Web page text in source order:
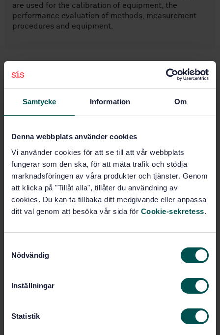
Samtycke Information Om
Denna webbplats använder cookies
Vi använder cookies för att se till att vår webbplats
fungerar som den ska, för att mäta trafik och stödja
marknadsföringen av våra produkter och tjänster. Genom
att klicka på "Tillåt alla", tillåter du användning av
cookies. Du kan ta tillbaka ditt medgivande eller anpassa
ditt val genom att besöka vår sida för Cookie-sekretess.
Nödvändig
Inställningar
Statistik
are used for the calibration of equipment, the
performance evaluation of methods, measurement
procedures and equipment.
Ämnesområden
Köp denna standard
SVENSK STANDARD · SS-ISO 14167:2020
Gas analysis - General quality aspects and
metrological traceability of calibration gas mixtures
1 097 SEK
Lägg i varukorgen